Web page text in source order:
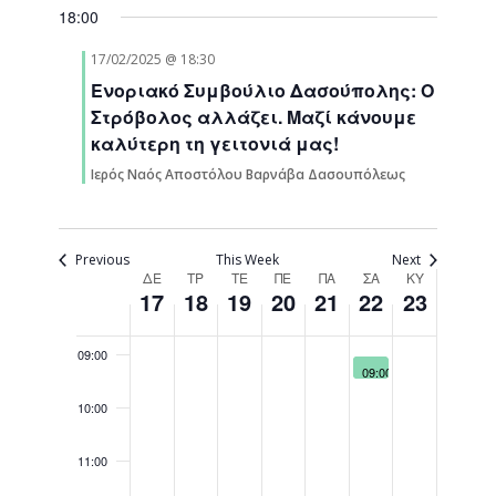
18:00
17/02/2025 @ 18:30
Ενοριακό Συμβούλιο Δασούπολης: Ο
Στρόβολος αλλάζει. Μαζί κάνουμε
καλύτερη τη γειτονιά μας!
Ιερός Ναός Αποστόλου Βαρνάβα Δασουπόλεως
Previous This Week Next
Events
ΔΕ
17
ΤΡ
18
ΤΕ
19
ΠΕ
20
ΠΑ
21
ΣΑ
22
ΚΥ
23
04:00
05:00
09:00
10:00
11:00
February 22, 2025
09:00